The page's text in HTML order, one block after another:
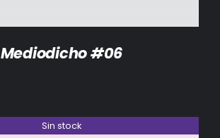
Mediodicho #06
Sin stock